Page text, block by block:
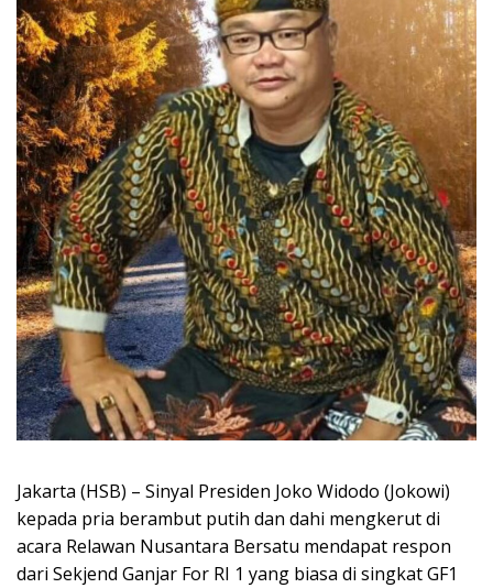
Jakarta (HSB) – Sinyal Presiden Joko Widodo (Jokowi)
kepada pria berambut putih dan dahi mengkerut di
acara Relawan Nusantara Bersatu mendapat respon
dari Sekjend Ganjar For RI 1 yang biasa di singkat GF1